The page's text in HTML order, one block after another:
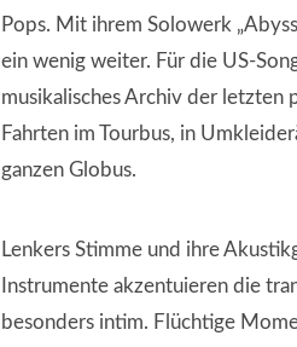
Pops. Mit ihrem Solowerk
ein wenig weiter. Für die US-
musikalisches Archiv der letzten
Fahrten im Tourbus, in
ganzen Globus.
Lenkers Stimme und ihre
Instrumente akzentuieren die
besonders intim. Flüchtige